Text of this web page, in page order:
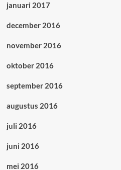
januari 2017
december 2016
november 2016
oktober 2016
september 2016
augustus 2016
juli 2016
juni 2016
mei 2016